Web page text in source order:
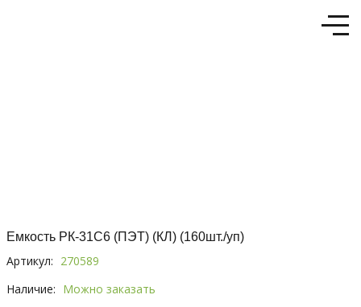
Емкость РК-31С6 (ПЭТ) (КЛ) (160шт./уп)
Артикул: 270589
Наличие: Можно заказать